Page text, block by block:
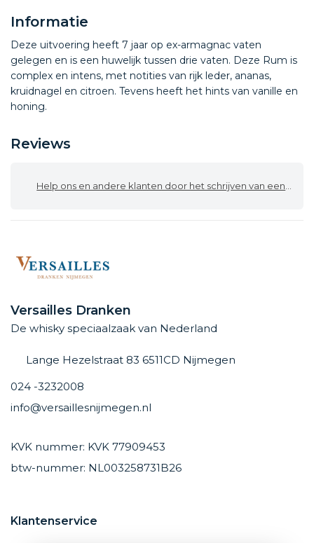
Informatie
Deze uitvoering heeft 7 jaar op ex-armagnac vaten
gelegen en is een huwelijk tussen drie vaten. Deze Rum is
complex en intens, met notities van rijk leder, ananas,
kruidnagel en citroen. Tevens heeft het hints van vanille en
honing.
Reviews
Help ons en andere klanten door het schrijven van een review
Versailles Dranken
De whisky speciaalzaak van Nederland
Lange Hezelstraat 83 6511CD Nijmegen
024 -3232008
info@versaillesnijmegen.nl
KVK nummer: KVK 77909453
btw-nummer: NL003258731B26
Klantenservice